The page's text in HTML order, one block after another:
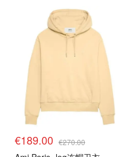
€189.00 €270.00